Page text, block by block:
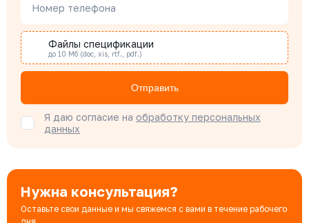
Специалист отдела снабжения
Бондарюк Евгения
Специалист отдела продаж
Номер телефона
Файлы спецификации
до 10 Мб (doc, xis, rtf., pdf.)
Отправить
Я даю согласие на обработку персональных
данных
Нужна консультация?
Оставьте свои данные и мы свяжемся с вами в течение рабочего